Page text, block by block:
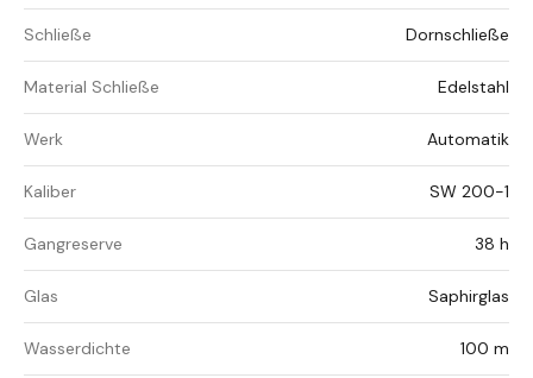
Schließe Dornschließe
Material Schließe Edelstahl
Werk Automatik
Kaliber SW 200-1
Gangreserve 38 h
Glas Saphirglas
Wasserdichte 100 m